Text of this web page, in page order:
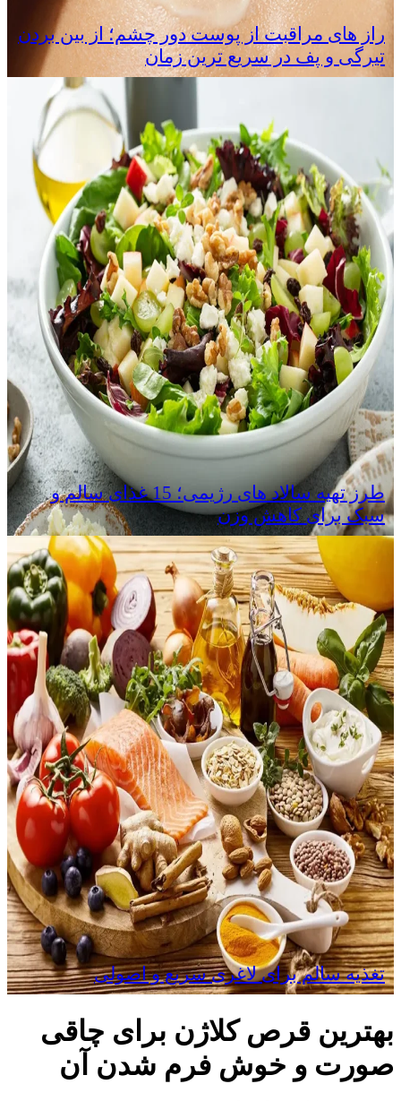
راز های مراقبت از پوست دور چشم؛ از بین بردن
تیرگی و پف در سریع‌ ترین زمان
طرز تهیه سالاد های رژیمی؛ 15 غذای سالم و
سبک برای کاهش وزن
تغذیه سالم برای لاغری سریع و اصولی
بهترین قرص کلاژن برای چاقی
صورت و خوش فرم شدن آن